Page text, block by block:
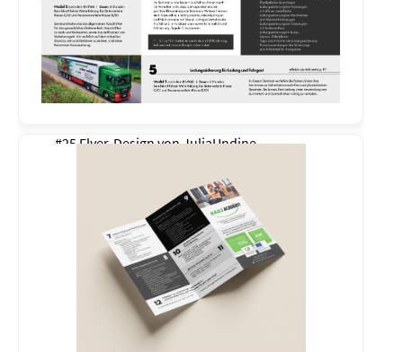
#25 Flyer-Design vonJuliaUndine